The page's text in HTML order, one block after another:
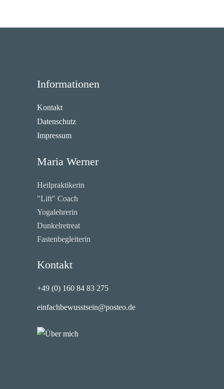
Informationen
Kontakt
Datenschutz
Impressum
Maria Werner
Heilpraktikerin
"Lift" Coach
Yogalehrerin
Dunkelretreat
Fastenbegleiterin
Kontakt
+49 (0) 160 84 83 275
einfachbewusstsein@posteo.de